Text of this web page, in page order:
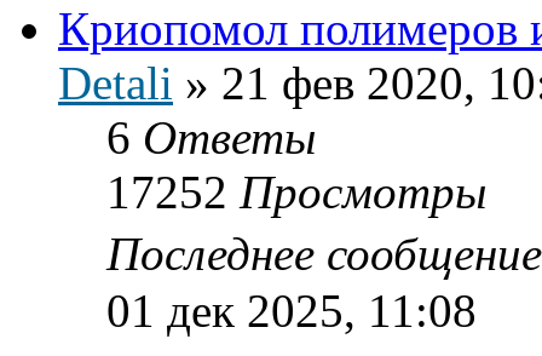
Криопомол полимеров
Detali » 21 фев 2020,
6 Ответы
17252 Просмотры
Последнее
01 дек 2025, 11:08